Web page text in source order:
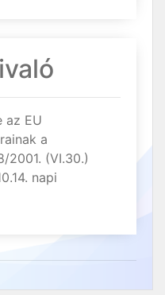
az EU
a
2001. (VI.30.)
napi